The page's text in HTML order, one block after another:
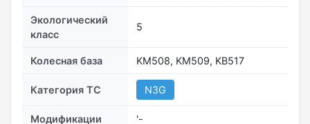
Экологический
класс
5
Колесная база KM508, KM509, KB517
Категория ТС N3G
Модификации '-